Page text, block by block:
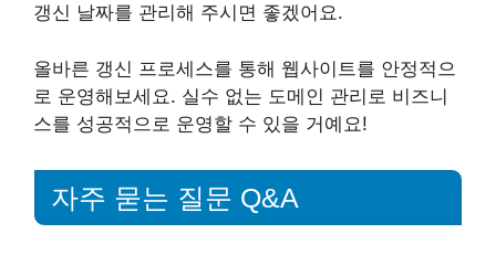
갱신 날짜를 관리해 주시면 좋겠어요.
올바른 갱신 프로세스를 통해 웹사이트를 안정적으
로 운영해보세요. 실수 없는 도메인 관리로 비즈니
스를 성공적으로 운영할 수 있을 거예요!
자주 묻는 질문 Q&A